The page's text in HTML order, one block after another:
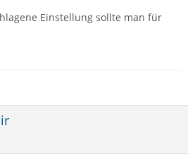
Einstellung sollte man für